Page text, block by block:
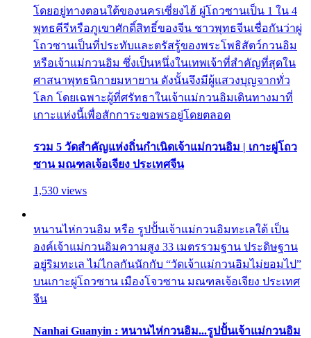
โดยอยู่ทางตอนใต้ของนครเซี่ยงไฮ้ ผู่โถวซานเป็น 1 ใน 4
พุทธคีรีหรือภูเขาศักดิ์สิทธิ์ของจีน ชาวพุทธจีนเชื่อกันว่าผู่
โถวซานเป็นที่ประทับและตรัสรู้ของพระโพธิสัตว์กวนอิม
หรือเจ้าแม่กวนอิม ซึ่งเป็นหนึ่งในเทพเจ้าที่สำคัญที่สุดใน
ศาสนาพุทธนิกายมหายาน ดังนั้นจึงมีผู้แสวงบุญจากทั่ว
โลก โดยเฉพาะผู้ที่ศรัทธาในเจ้าแม่กวนอิมเดินทางมาที่
เกาะแห่งนี้เพื่อสักการะขอพรอยู่โดยตลอด
รวม 5 วัดสำคัญแห่งถิ่นกำเนิดเจ้าแม่กวนอิม | เกาะผู่โถว
ซาน มณฑลเจ้อเจียง ประเทศจีน
1,530 views
หนานไห่กวนอิม หรือ รูปปั้นเจ้าแม่กวนอิมทะเลใต้ เป็น
องค์เจ้าแม่กวนอิมความสูง 33 เมตรรวมฐาน ประดิษฐาน
อยู่ริมทะเล ไม่ไกลกันนักกับ “วัดเจ้าแม่กวนอิมไม่ยอมไป”
บนเกาะผู่โถวซาน เมืองโจวซาน มณฑลเจ้อเจียง ประเทศ
จีน
Nanhai Guanyin : หนานไห่กวนอิม...รูปปั้นเจ้าแม่กวนอิม